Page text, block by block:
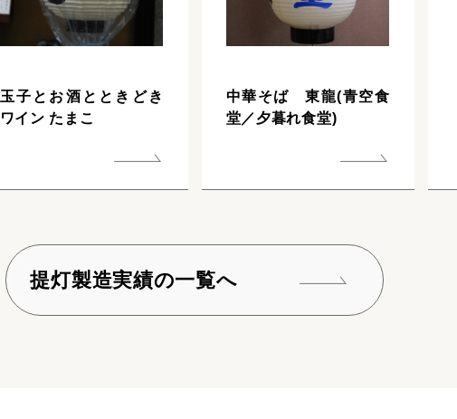
玉子とお酒とときどき
ワイン たまこ
中華そば 東龍(青空食
堂／夕暮れ食堂)
提灯製造実績の一覧へ